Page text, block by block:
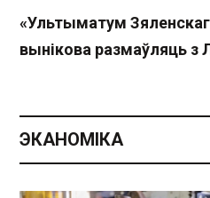
«Ультыматум
вынікова размаўляць з
ЭКАНОМІКА